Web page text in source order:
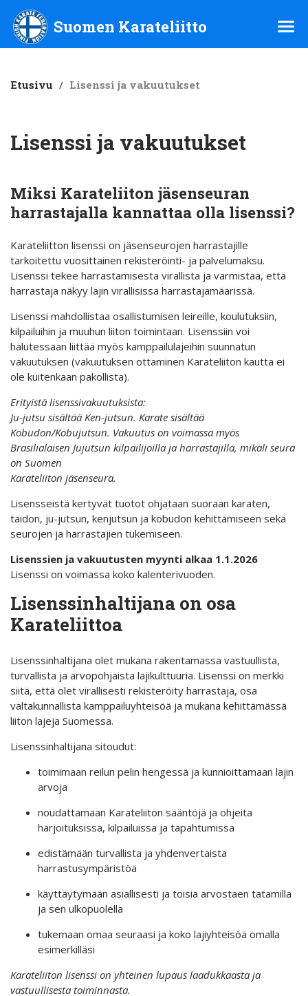
Suomen Karateliitto ry
Suomen Karateliitto
Etusivu / Lisenssi ja vakuutukset
Lisenssi ja vakuutukset
Miksi Karateliiton jäsenseuran
harrastajalla kannattaa olla lisenssi?
Karateliitton lisenssi on jäsenseurojen harrastajille
tarkoitettu vuosittainen rekisteröinti- ja palvelumaksu.
Lisenssi tekee harrastamisesta virallista ja varmistaa, että
harrastaja näkyy lajin virallisissa harrastajamäärissä.
Lisenssi mahdollistaa osallistumisen leireille, koulutuksiin,
kilpailuihin ja muuhun liiton toimintaan. Lisenssiin voi
halutessaan liittää myös kamppailulajeihin suunnatun
vakuutuksen (vakuutuksen ottaminen Karateliiton kautta ei
ole kuitenkaan pakollista).
Erityistä lisenssivakuutuksista:
Ju-jutsu sisältää Ken-jutsun. Karate sisältää
Kobudon/Kobujutsun. Vakuutus on voimassa myös
Brasilialaisen Jujutsun kilpailijoilla ja harrastajilla, mikäli seura
on Suomen
Karateliiton jäsenseura.
Lisensseistä kertyvät tuotot ohjataan suoraan karaten,
taidon, ju-jutsun, kenjutsun ja kobudon kehittämiseen sekä
seurojen ja harrastajien tukemiseen.
Lisenssien ja vakuutusten myynti alkaa 1.1.2026
Lisenssi on voimassa koko kalenterivuoden.
Lisenssinhaltijana on osa
Karateliittoa
Lisenssinhaltijana olet mukana rakentamassa vastuullista,
turvallista ja arvopohjaista lajikulttuuria. Lisenssi on merkki
siitä, että olet virallisesti rekisteröity harrastaja, osa
valtakunnallista kamppailuyhteisöä ja mukana kehittämässä
liiton lajeja Suomessa.
Lisenssinhaltijana sitoudut:
toimimaan reilun pelin hengessä ja kunnioittamaan lajin
arvoja
noudattamaan Karateliiton sääntöjä ja ohjeita
harjoituksissa, kilpailuissa ja tapahtumissa
edistämään turvallista ja yhdenvertaista
harrastusympäristöä
käyttäytymään asiallisesti ja toisia arvostaen tatamilla
ja sen ulkopuolella
tukemaan omaa seuraasi ja koko lajiyhteisöä omalla
esimerkilläsi
Karateliiton lisenssi on yhteinen lupaus laadukkaasta ja
vastuullisesta toiminnasta.